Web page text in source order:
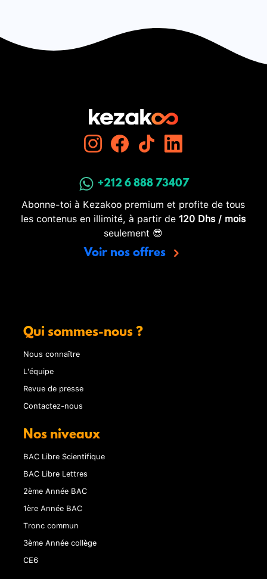
+212 6 888 73407
Abonne-toi à Kezakoo premium et profite de tous
les contenus en illimité, à partir de 120 Dhs / mois
seulement 😎
Voir nos offres
Qui sommes-nous ?
Nous connaître
L'équipe
Revue de presse
Contactez-nous
Nos niveaux
BAC Libre Scientifique
BAC Libre Lettres
2ème Année BAC
1ère Année BAC
Tronc commun
3ème Année collège
CE6